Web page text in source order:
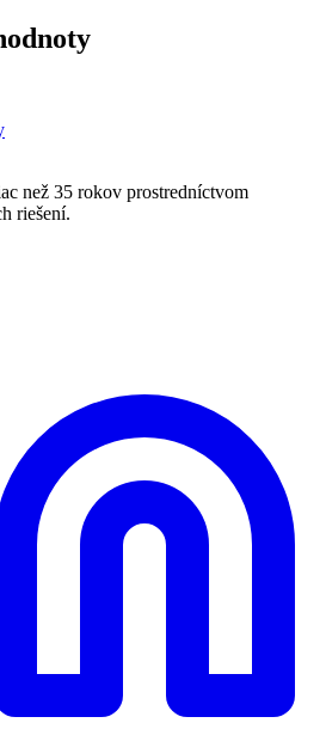
než 35 rokov prostredníctvom
riešení.